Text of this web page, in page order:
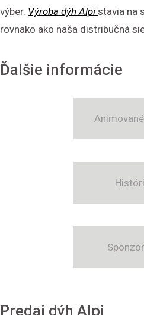
výber. Výroba dýh Alpi stavia na
rovnako ako naša distribučná
Ďalšie informácie
Predaj dýh Alpi